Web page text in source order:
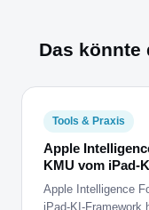
Das könnte
Tools & Praxis
Apple
KMU vom iPad-
Apple Intelligence
iPad-KI-Framework